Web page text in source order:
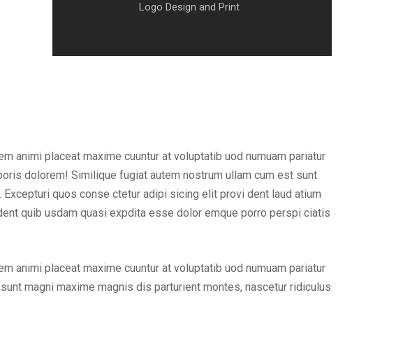
Logo Design and Print
animi placeat maxime cuuntur at voluptatib uod numuam pariatur
dolorem! Similique fugiat autem nostrum ullam cum est sunt
quos conse ctetur adipi sicing elit provi dent laud atium
quib usdam quasi expdita esse dolor emque porro perspi ciatis
animi placeat maxime cuuntur at voluptatib uod numuam pariatur
magni maxime magnis dis parturient montes, nascetur ridiculus